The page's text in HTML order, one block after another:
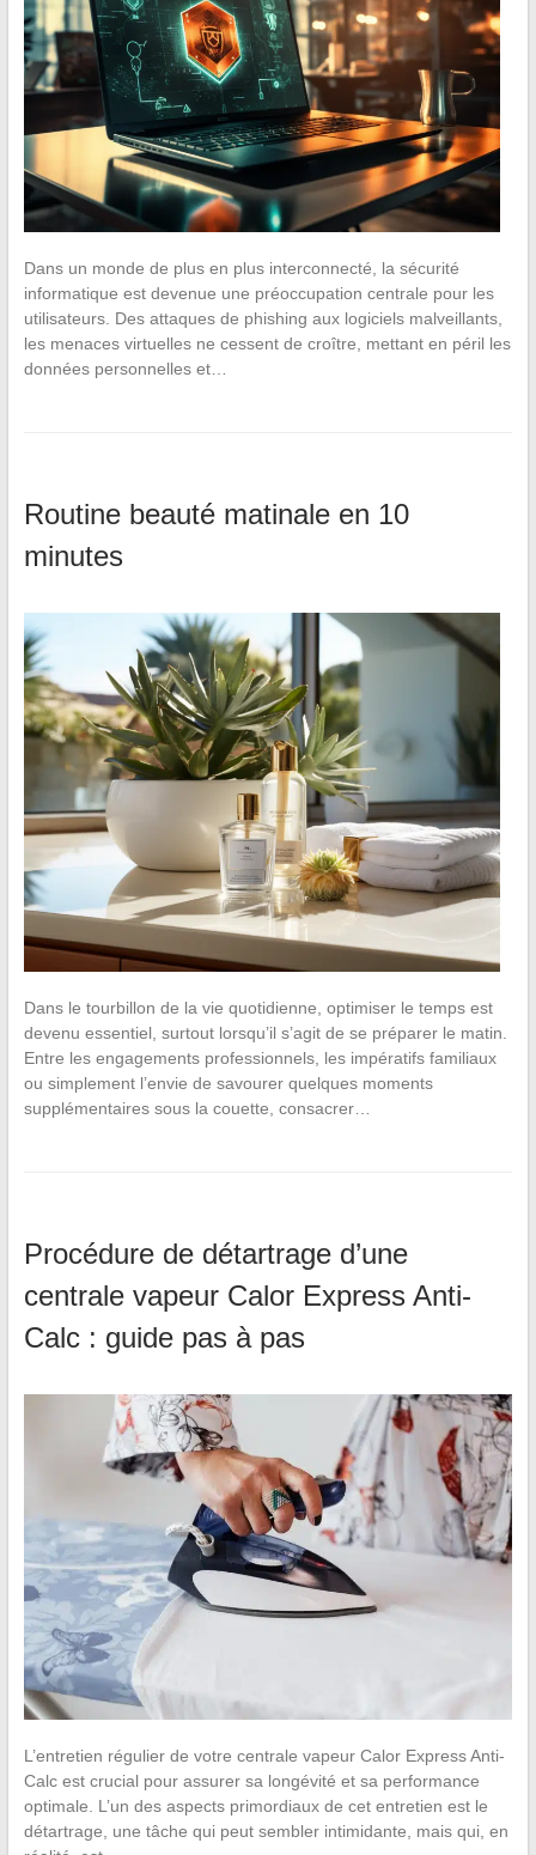
Dans un monde de plus en plus interconnecté, la sécurité
informatique est devenue une préoccupation centrale pour les
utilisateurs. Des attaques de phishing aux logiciels malveillants,
les menaces virtuelles ne cessent de croître, mettant en péril les
données personnelles et…
Routine beauté matinale en 10
minutes
Dans le tourbillon de la vie quotidienne, optimiser le temps est
devenu essentiel, surtout lorsqu’il s’agit de se préparer le matin.
Entre les engagements professionnels, les impératifs familiaux
ou simplement l’envie de savourer quelques moments
supplémentaires sous la couette, consacrer…
Procédure de détartrage d’une
centrale vapeur Calor Express Anti-
Calc : guide pas à pas
L’entretien régulier de votre centrale vapeur Calor Express Anti-
Calc est crucial pour assurer sa longévité et sa performance
optimale. L’un des aspects primordiaux de cet entretien est le
détartrage, une tâche qui peut sembler intimidante, mais qui, en